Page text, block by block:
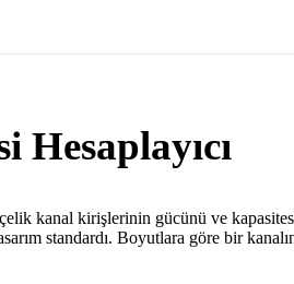
Hesaplayıcı
kanal kirişlerinin gücünü ve
standardı. Boyutlara göre bir